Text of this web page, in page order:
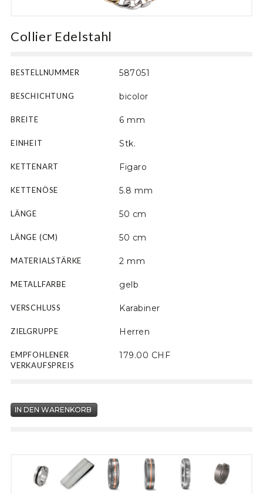
Collier Edelstahl
BESTELLNUMMER 587051
BESCHICHTUNG bicolor
BREITE 6 mm
EINHEIT Stk.
KETTENART Figaro
KETTENÖSE 5.8 mm
LÄNGE 50 cm
LÄNGE (CM) 50 cm
MATERIALSTÄRKE 2 mm
METALLFARBE gelb
VERSCHLUSS Karabiner
ZIELGRUPPE Herren
EMPFOHLENER
VERKAUFSPREIS
179.00 CHF